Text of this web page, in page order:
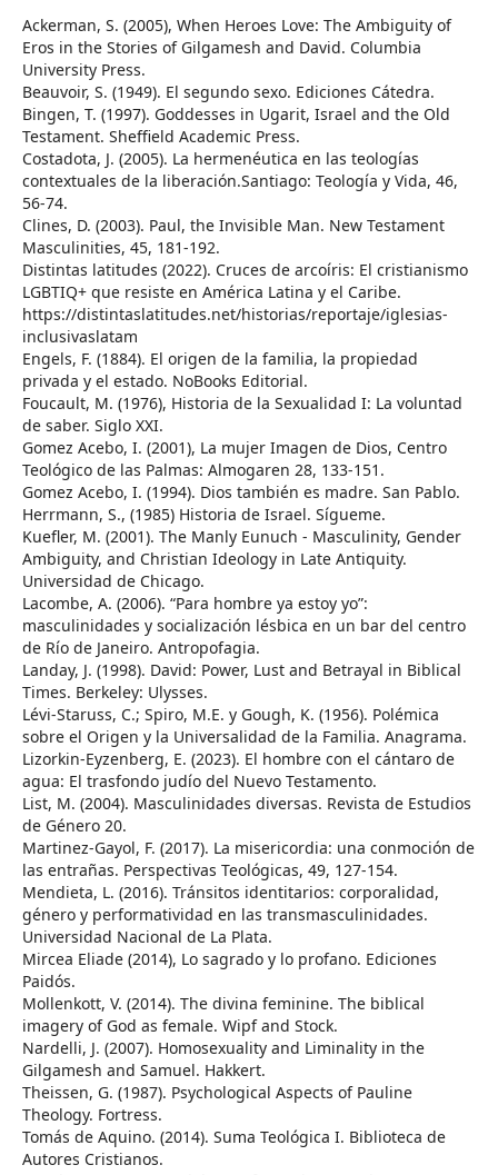
Ackerman, S. (2005), When Heroes Love: The Ambiguity of
Eros in the Stories of Gilgamesh and David. Columbia
University Press.
Beauvoir, S. (1949). El segundo sexo. Ediciones Cátedra.
Bingen, T. (1997). Goddesses in Ugarit, Israel and the Old
Testament. Sheffield Academic Press.
Costadota, J. (2005). La hermenéutica en las teologías
contextuales de la liberación.Santiago: Teología y Vida, 46,
56-74.
Clines, D. (2003). Paul, the Invisible Man. New Testament
Masculinities, 45, 181-192.
Distintas latitudes (2022). Cruces de arcoíris: El cristianismo
LGBTIQ+ que resiste en América Latina y el Caribe.
https://distintaslatitudes.net/historias/reportaje/iglesias-
inclusivaslatam
Engels, F. (1884). El origen de la familia, la propiedad
privada y el estado. NoBooks Editorial.
Foucault, M. (1976), Historia de la Sexualidad I: La voluntad
de saber. Siglo XXI.
Gomez Acebo, I. (2001), La mujer Imagen de Dios, Centro
Teológico de las Palmas: Almogaren 28, 133-151.
Gomez Acebo, I. (1994). Dios también es madre. San Pablo.
Herrmann, S., (1985) Historia de Israel. Sígueme.
Kuefler, M. (2001). The Manly Eunuch - Masculinity, Gender
Ambiguity, and Christian Ideology in Late Antiquity.
Universidad de Chicago.
Lacombe, A. (2006). “Para hombre ya estoy yo”:
masculinidades y socialización lésbica en un bar del centro
de Río de Janeiro. Antropofagia.
Landay, J. (1998). David: Power, Lust and Betrayal in Biblical
Times. Berkeley: Ulysses.
Lévi-Staruss, C.; Spiro, M.E. y Gough, K. (1956). Polémica
sobre el Origen y la Universalidad de la Familia. Anagrama.
Lizorkin-Eyzenberg, E. (2023). El hombre con el cántaro de
agua: El trasfondo judío del Nuevo Testamento.
List, M. (2004). Masculinidades diversas. Revista de Estudios
de Género 20.
Martinez-Gayol, F. (2017). La misericordia: una conmoción de
las entrañas. Perspectivas Teológicas, 49, 127-154.
Mendieta, L. (2016). Tránsitos identitarios: corporalidad,
género y performatividad en las transmasculinidades.
Universidad Nacional de La Plata.
Mircea Eliade (2014), Lo sagrado y lo profano. Ediciones
Paidós.
Mollenkott, V. (2014). The divina feminine. The biblical
imagery of God as female. Wipf and Stock.
Nardelli, J. (2007). Homosexuality and Liminality in the
Gilgamesh and Samuel. Hakkert.
Theissen, G. (1987). Psychological Aspects of Pauline
Theology. Fortress.
Tomás de Aquino. (2014). Suma Teológica I. Biblioteca de
Autores Cristianos.